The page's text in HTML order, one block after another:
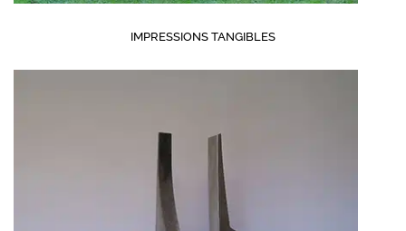
IMPRESSIONS TANGIBLES